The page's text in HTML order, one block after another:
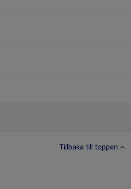
Tillbaka till toppen